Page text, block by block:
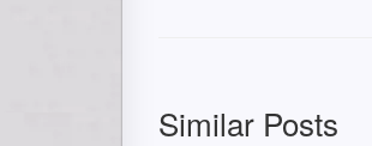
Similar Posts